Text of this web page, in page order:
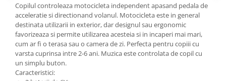
Copilul controleaza motocicleta independent apasand pedala de
acceleratie si directionand volanul. Motocicleta este in general
destinata utilizarii in exterior, dar designul sau ergonomic
favorizeaza si permite utilizarea acesteia si in incaperi mai mari,
cum ar fi o terasa sau o camera de zi. Perfecta pentru copiii cu
varsta cuprinsa intre 2-6 ani. Muzica este controlata de copil cu
un simplu buton.
Caracteristici: